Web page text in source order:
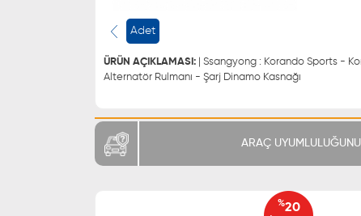
Adet
ÜRÜN AÇIKLAMASI: | Ssangyong : Korando Sports -
Alternatör Rulmanı - Şarj Dinamo Kasnağı
ARAÇ UYUMLULUĞUNU
%20